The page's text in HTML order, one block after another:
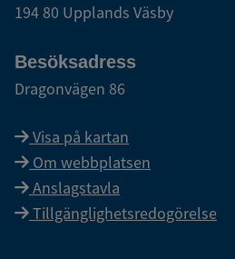
194 80 Upplands Väsby
Besöksadress
Dragonvägen 86
Visa på kartan
Om webbplatsen
Anslagstavla
Tillgänglighetsredogörelse